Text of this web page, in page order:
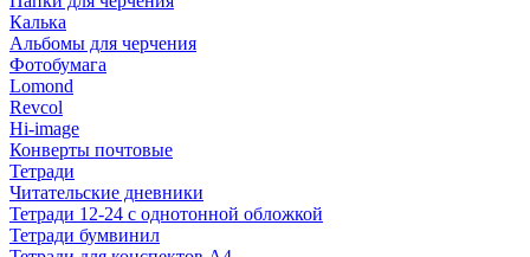
Калька
Альбомы для черчения
Фотобумага
Lomond
Revcol
Hi-image
Конверты почтовые
Тетради
Читательские дневники
Тетради 12-24 с однотонной обложкой
Тетради бумвинил